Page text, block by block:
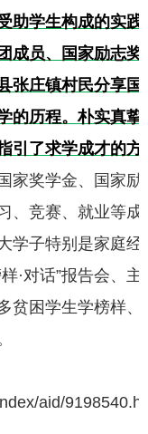
助学生构成的实
成员、国家励志
张庄镇村民分享
的历程。朴实真
引了求学成才的方
家奖学金、国家
、竞赛、就业等
学子特别是家庭
·对话”报告会、
贫困学生学榜样
aid/